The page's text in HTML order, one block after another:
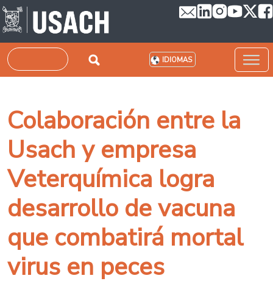
Pasar al contenido principal
Buscar IDIOMAS
Colaboración entre la
Usach y empresa
Veterquímica logra
desarrollo de vacuna
que combatirá mortal
virus en peces